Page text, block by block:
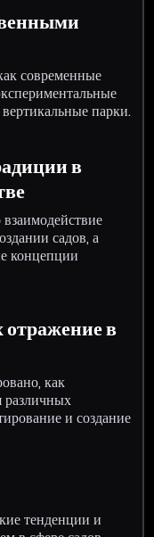
современные
парки.
в
садов, а
концепции
в
как
различных
и создание
тенденции и